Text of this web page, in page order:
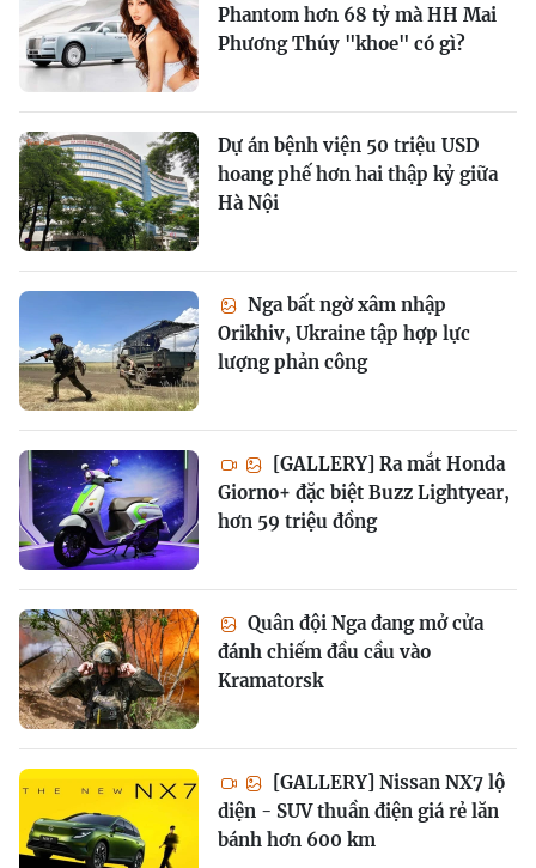
Phantom hơn 68 tỷ mà HH Mai
Phương Thúy "khoe" có gì?
Dự án bệnh viện 50 triệu USD
hoang phế hơn hai thập kỷ giữa
Hà Nội
Nga bất ngờ xâm nhập
Orikhiv, Ukraine tập hợp lực
lượng phản công
[GALLERY] Ra mắt Honda
Giorno+ đặc biệt Buzz Lightyear,
hơn 59 triệu đồng
Quân đội Nga đang mở cửa
đánh chiếm đầu cầu vào
Kramatorsk
[GALLERY] Nissan NX7 lộ
diện - SUV thuần điện giá rẻ lăn
bánh hơn 600 km